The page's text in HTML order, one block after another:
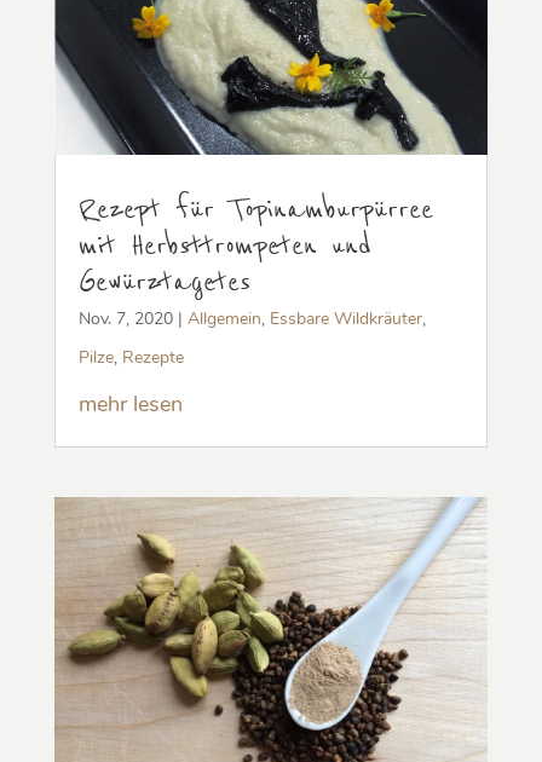
Rezept für Topinamburpürree
mit Herbsttrompeten und
Gewürztagetes
Nov. 7, 2020| Allgemein, Essbare Wildkräuter,
Pilze, Rezepte
mehr lesen